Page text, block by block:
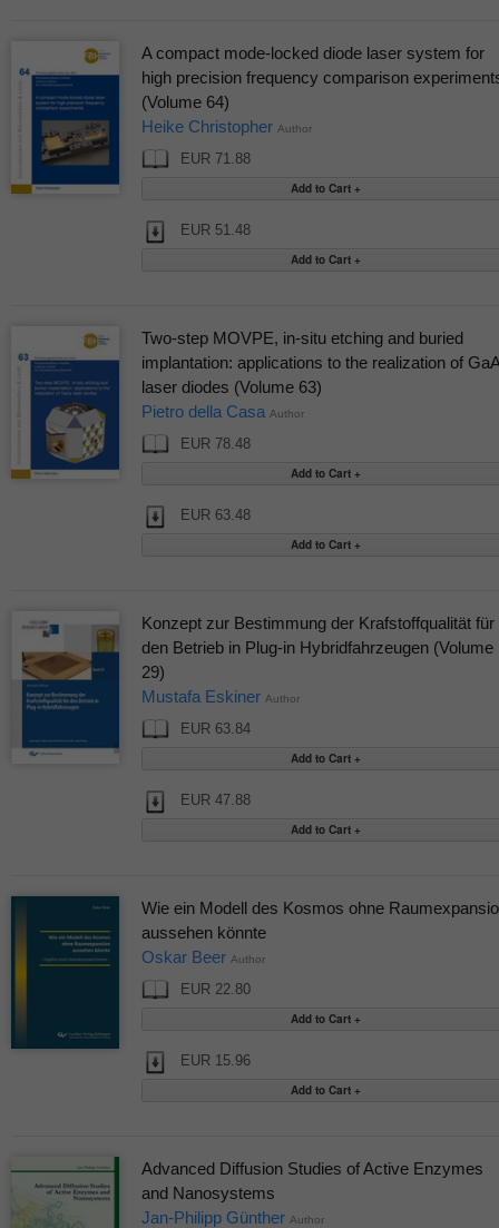
A compact mode-locked diode laser system for
high precision frequency comparison
(Volume 64)
Heike Christopher Author
EUR 71.88
EUR 51.48
Two-step MOVPE, in-situ etching and buried
implantation: applications to the realization of
laser diodes (Volume 63)
Pietro della Casa Author
EUR 78.48
EUR 63.48
Konzept zur Bestimmung der Krafstoffqualität für
den Betrieb in Plug-in Hybridfahrzeugen (Volume
29)
Mustafa Eskiner Author
EUR 63.84
EUR 47.88
Wie ein Modell des Kosmos ohne
aussehen könnte
Oskar Beer Author
EUR 22.80
EUR 15.96
Advanced Diffusion Studies of Active Enzymes
and Nanosystems
Jan-Philipp Günther Author